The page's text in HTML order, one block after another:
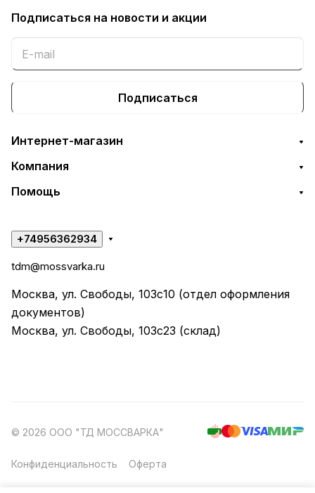
Подписаться на новости и акции
Подписаться
Интернет-магазин
Компания
Помощь
+74956362934
tdm@mossvarka.ru
Москва, ул. Свободы, 103с10 (отдел оформления
документов)
Москва, ул. Свободы, 103с23 (склад)
© 2026 ООО "ТД МОССВАРКА"
Конфиденциальность Оферта